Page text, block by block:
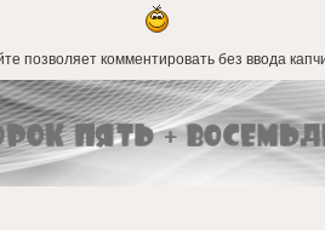
позволяет комментировать без ввода